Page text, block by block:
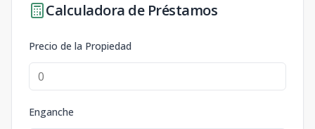
Calculadora de Préstamos
Precio de la Propiedad
Enganche